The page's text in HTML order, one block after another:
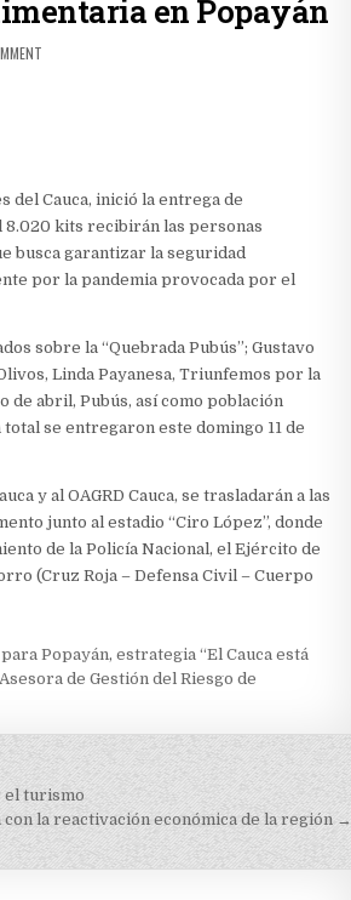
en Popayán
ON
POPAYÁN
del Cauca, inició la entrega de
8.020 kits recibirán las personas
busca garantizar la seguridad
por la pandemia provocada por el
sobre la “Quebrada Pubús”; Gustavo
Linda Payanesa, Triunfemos por la
de abril, Pubús, así como población
se entregaron este domingo 11 de
y al OAGRD Cauca, se trasladarán a las
junto al estadio “Ciro López”, donde
de la Policía Nacional, el Ejército de
(Cruz Roja – Defensa Civil – Cuerpo
Popayán,estrategia “El Cauca está
de Gestión del Riesgo de
el turismo
la reactivación económica de la región →